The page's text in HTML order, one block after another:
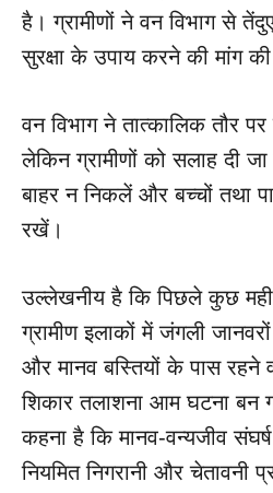
है। ग्रामीणों ने वन विभाग से
सुरक्षा के उपाय करने की मांग
वन विभाग ने तात्कालिक तौर पर
लेकिन ग्रामीणों को सलाह दी
बाहर न निकलें और बच्चों तथा
रखें।
उल्लेखनीय है कि पिछले कुछ
ग्रामीण इलाकों में जंगली
और मानव बस्तियों के पास रहने
शिकार तलाशना आम घटना बन
कहना है कि मानव-वन्यजीव
नियमित निगरानी और चेतावनी